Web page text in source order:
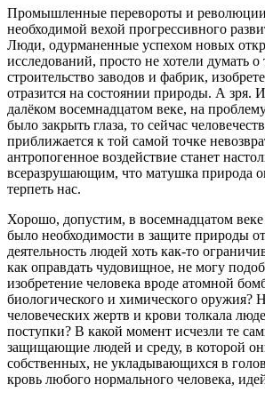
Промышленные перевороты и
необходимой вехой прогрессивного
Люди, одурманенные успехом новых
исследований, просто не хотели думать о
строительство заводов и фабрик,
отразится на состоянии природы. А зря.
далёком восемнадцатом веке, на
было закрыть глаза, то сейчас
приближается к той самой точке
антропогенное воздействие станет
всеразрушающим, что матушка природа
терпеть нас.
Хорошо, допустим, в восемнадцатом веке
было необходимости в защите природы
деятельность людей хоть как-то
как оправдать чудовищное, не могу
изобретение человека вроде атомной
биологического и химического оружия?
человеческих жертв и крови толкала
поступки? В какой момент исчезли те
защищающие людей и среду, в которой
собственных, не укладывающихся в
кровь любого нормального человека,